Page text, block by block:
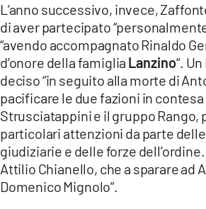
L’anno successivo, invece,
di aver partecipato
“avendo accompagnato Rinaldo
d’onore della famiglia Lanzino“.
deciso “in seguito alla morte di
pacificare le due fazioni in
Strusciatappini e il gruppo Rango,
particolari attenzioni da parte
giudiziarie e delle forze
Attilio Chianello, che a sparare ad
Domenico Mignolo”.